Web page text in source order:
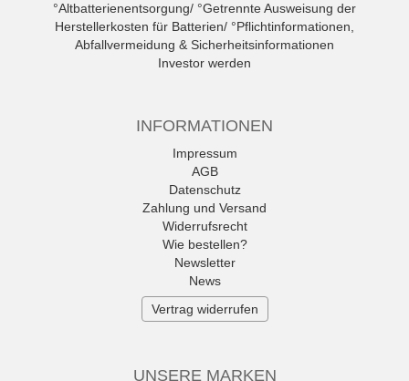
°Altbatterienentsorgung/ °Getrennte Ausweisung der
Herstellerkosten für Batterien/ °Pflichtinformationen,
Abfallvermeidung & Sicherheitsinformationen
Investor werden
INFORMATIONEN
Impressum
AGB
Datenschutz
Zahlung und Versand
Widerrufsrecht
Wie bestellen?
Newsletter
News
Vertrag widerrufen
UNSERE MARKEN